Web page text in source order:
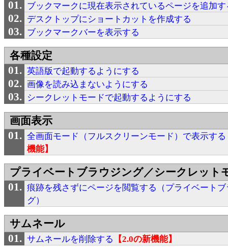
ブックマークに現在表示されているページを追加す
デスクトップにショートカットを作成する
ブックマークバーを表示する
各種設定
英語版で起動するようにする
画像を読み込まないようにする
シークレットモードで起動するようにする
画面表示
全画面モード（フルスクリーンモード）で表示する
機能】
プライベートブラウジング／シークレット
痕跡を残さずにページを閲覧する（プライベート
グ）
サムネール
サムネールを削除する 【2.0の新機能】